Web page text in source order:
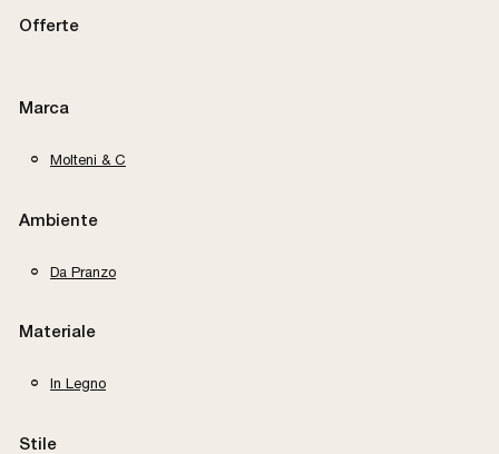
Offerte
Marca
Molteni & C
Ambiente
Da Pranzo
Materiale
In Legno
Stile